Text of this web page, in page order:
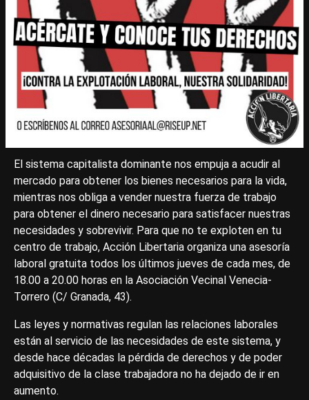
El sistema capitalista dominante nos empuja a acudir al
mercado para obtener los bienes necesarios para la vida,
mientras nos obliga a vender nuestra fuerza de trabajo
para obtener el dinero necesario para satisfacer nuestras
necesidades y sobrevivir. Para que no te exploten en tu
centro de trabajo, Acción Libertaria organiza una asesoría
laboral gratuita todos los últimos jueves de cada mes, de
18.00 a 20.00 horas en la Asociación Vecinal Venecia-
Torrero (C/ Granada, 43).
Las leyes y normativas regulan las relaciones laborales
están al servicio de las necesidades de este sistema, y
desde hace décadas la pérdida de derechos y de poder
adquisitivo de la clase trabajadora no ha dejado de ir en
aumento.